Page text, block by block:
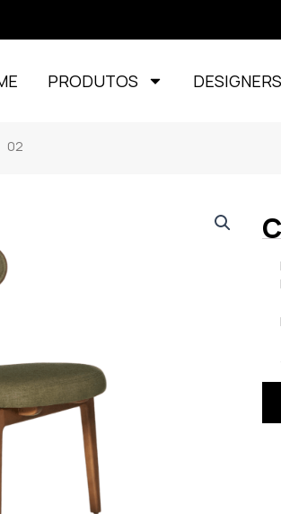
PRODUTOS DESIGNERS
02